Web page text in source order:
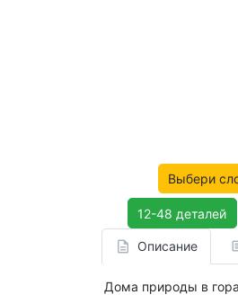
Выбери
12-48 деталей
Описание
Дома природы в